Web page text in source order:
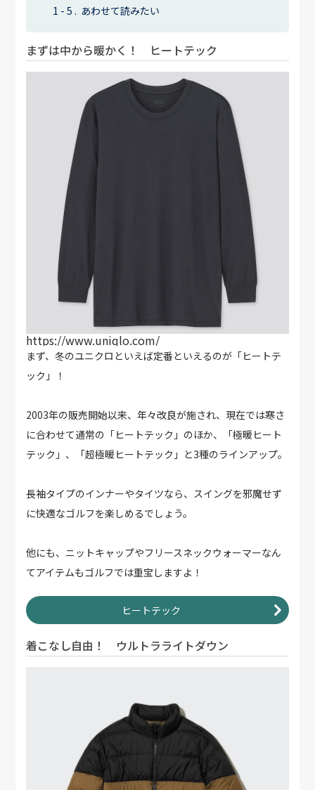
あわせて読みたい
まずは中から暖かく！ ヒートテック
https://www.uniqlo.com/
まず、冬のユニクロといえば定番といえるのが「ヒートテ
ック」！
2003年の販売開始以来、年々改良が施され、現在では寒さ
に合わせて通常の「ヒートテック」のほか、「極暖ヒート
テック」、「超極暖ヒートテック」と3種のラインアップ。
長袖タイプのインナーやタイツなら、スイングを邪魔せず
に快適なゴルフを楽しめるでしょう。
他にも、ニットキャップやフリースネックウォーマーなん
てアイテムもゴルフでは重宝しますよ！
ヒートテック
着こなし自由！ ウルトラライトダウン